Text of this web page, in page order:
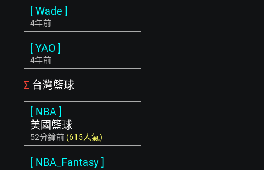
[ Wade ]
4年前
[ YAO ]
4年前
Σ 台灣籃球
[ NBA ]
美國籃球
52分鐘前 (615人氣)
[ NBA_Fantasy ]